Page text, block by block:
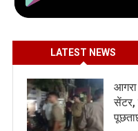
LATEST NEWS
सेंटर,